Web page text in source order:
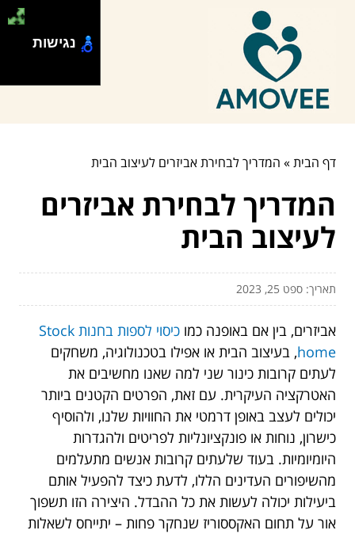
דף הבית» המדריך לבחירת אביזרים לעיצוב הבית
המדריך לבחירת אביזרים
לעיצוב הבית
תאריך: ספט 25, 2023
אביזרים, בין אם באופנה כמו
כיסוי לספות בחנות Stock
home, בעיצוב הבית או אפילו בטכנולוגיה, משחקים
לעתים קרובות כינור שני למה שאנו מחשיבים את
האטרקציה העיקרית. עם זאת, הפרטים הקטנים ביותר
יכולים לעצב באופן דרמטי את החוויות שלנו, ולהוסיף
כישרון, נוחות או פונקציונליות לפריטים ולהגדרות
היומיומיות. בעוד שלעתים קרובות אנשים מתעלמים
מהשיפורים העדינים הללו, לדעת כיצד להפעיל אותם
ביעילות יכולה לעשות את כל ההבדל. היצירה הזו תשפוך
אור על תחום האקססוריז שנחקר פחות – יתייחס לשאלות
נגישות